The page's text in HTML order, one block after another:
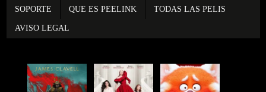
SOPORTE QUE ES PEELINK TODAS LAS PELIS
AVISO LEGAL